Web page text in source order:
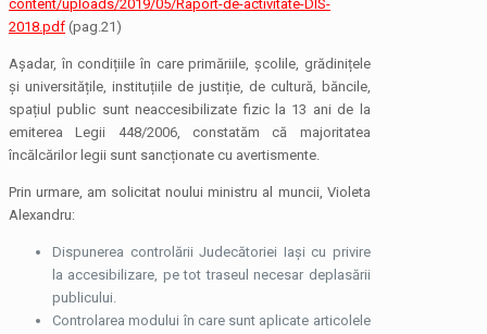
content/uploads/2019/05/Raport-de-activitate-DIS-
2018.pdf (pag.21)
Așadar, în condițiile în care primăriile, școlile, grădinițele
și universitățile, instituțiile de justiție, de cultură, băncile,
spațiul public sunt neaccesibilizate fizic la 13 ani de la
emiterea Legii 448/2006, constatăm că majoritatea
încălcărilor legii sunt sancționate cu avertismente.
Prin urmare, am solicitat noului ministru al muncii, Violeta
Alexandru:
Dispunerea controlării Judecătoriei Iași cu privire
la accesibilizare, pe tot traseul necesar deplasării
publicului.
Controlarea modului în care sunt aplicate articolele